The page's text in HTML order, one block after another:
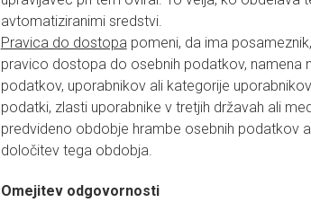
avtomatiziranimi sredstvi.
Pravica do dostopapomeni, da ima
pravico dostopa do osebnih podatkov, namena
podatkov, uporabnikov ali kategorije
podatki, zlasti uporabnike v tretjih državah ali
predvideno obdobje hrambe osebnih podatkov
določitev tega obdobja.
Omejitev odgovornosti